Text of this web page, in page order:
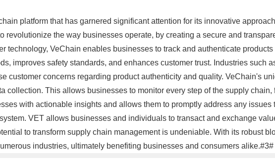
platform that has garnered significant attention for its innovative
revolutionize the way businesses operate, by creating a secure and
technology, VeChain enables businesses to track and authenticate
improves safety standards, and enhances customer trust. Industries such
customer concerns regarding product authenticity and quality. VeChain's
collection. This allows businesses to monitor every step of the supply
with actionable insights and allows them to promptly address any
VET allows businesses and individuals to transact and exchange
to transform supply chain management is undeniable. With its robust
industries, ultimately benefiting businesses and consumers alike.#3#